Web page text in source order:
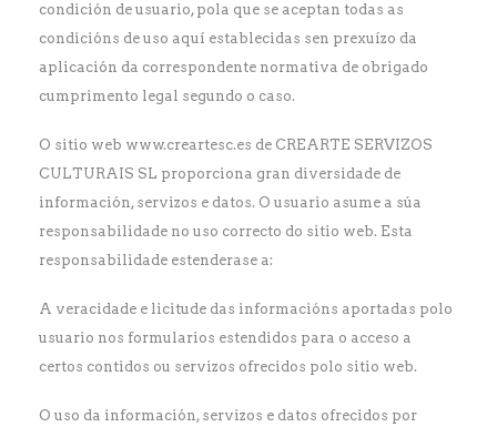
condición de usuario, pola que se aceptan todas as
condicións de uso aquí establecidas sen prexuízo da
aplicación da correspondente normativa de obrigado
cumprimento legal segundo o caso.
O sitio web www.creartesc.es de CREARTE SERVIZOS
CULTURAIS SL proporciona gran diversidade de
información, servizos e datos. O usuario asume a súa
responsabilidade no uso correcto do sitio web. Esta
responsabilidade estenderase a:
A veracidade e licitude das informacións aportadas polo
usuario nos formularios estendidos para o acceso a
certos contidos ou servizos ofrecidos polo sitio web.
O uso da información, servizos e datos ofrecidos por